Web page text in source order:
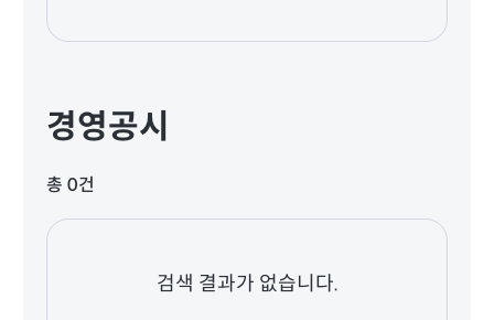
경영공시
총 0건
검색 결과가 없습니다.